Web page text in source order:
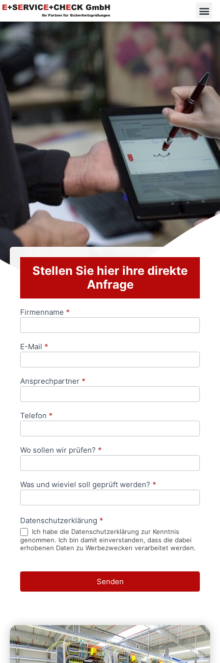
Stellen Sie hier ihre direkte
Anfrage
Anfrageformular
Firmenname *
E-Mail *
Ansprechpartner *
Telefon *
Wo sollen wir prüfen? *
Was und wieviel soll geprüft werden? *
Datenschutzerklärung *
Ich habe die Datenschutzerklärung zur Kenntnis
genommen. Ich bin damit einverstanden, dass die dabei
erhobenen Daten zu Werbezwecken verarbeitet werden.
Senden